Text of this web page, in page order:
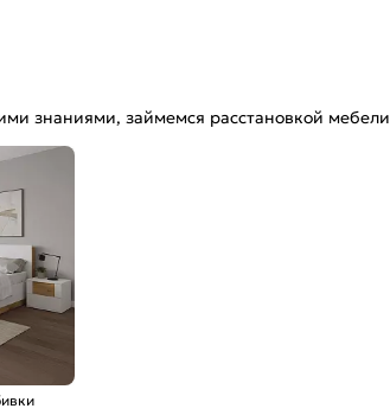
знаниями, займемся расстановкой